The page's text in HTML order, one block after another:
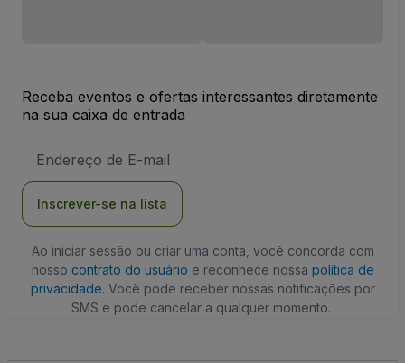
Receba eventos e ofertas interessantes diretamente
na sua caixa de entrada
de
Inscrever-se na lista
Ao iniciar sessão ou criar uma conta, você concorda com
nosso contrato do usuário e reconhece nossa política de
privacidade. Você pode receber nossas notificações por
SMS e pode cancelar a qualquer momento.